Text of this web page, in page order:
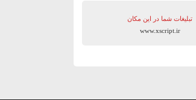
تبلیغات شما در این مکان
www.xscript.ir